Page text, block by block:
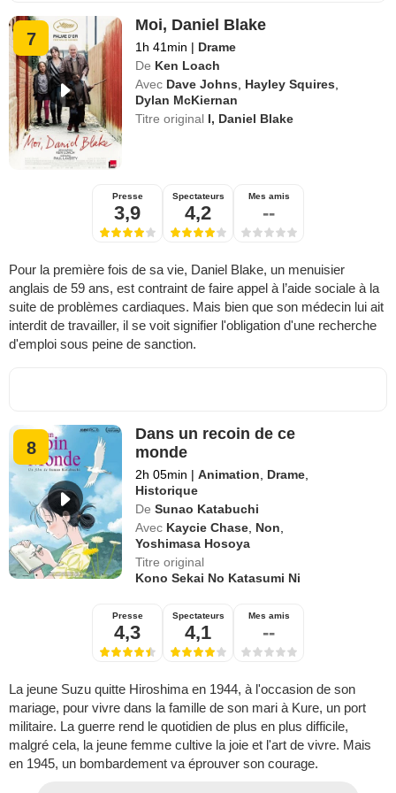
7
Moi, Daniel Blake
1h 41min | Drame
De Ken Loach
Avec Dave Johns Hayley Squires
Dylan McKiernan
Titre original I, Daniel Blake
Presse
3,9
Spectateurs
4,2
Mes amis
--
Pour la première fois de sa vie, Daniel Blake, un menuisier
anglais de 59 ans, est contraint de faire appel à l’aide sociale à la
suite de problèmes cardiaques. Mais bien que son médecin lui ait
interdit de travailler, il se voit signifier l'obligation d'une recherche
d'emploi sous peine de sanction.
8
Dans un recoin de ce
monde
2h 05min | Animation Drame
Historique
De Sunao Katabuchi
Avec Kaycie Chase Non
Yoshimasa Hosoya
Titre original
Kono Sekai No Katasumi Ni
Presse
4,3
Spectateurs
4,1
Mes amis
--
La jeune Suzu quitte Hiroshima en 1944, à l'occasion de son
mariage, pour vivre dans la famille de son mari à Kure, un port
militaire. La guerre rend le quotidien de plus en plus difficile,
malgré cela, la jeune femme cultive la joie et l'art de vivre. Mais
en 1945, un bombardement va éprouver son courage.